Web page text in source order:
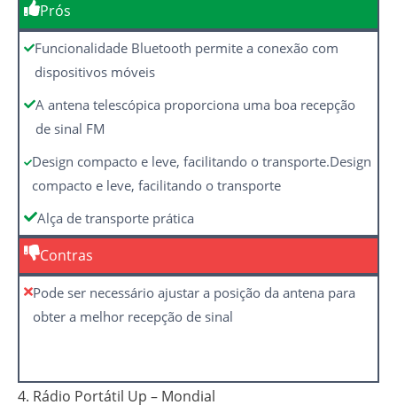
Prós
Funcionalidade Bluetooth permite a conexão com
dispositivos móveis
A antena telescópica proporciona uma boa recepção
de sinal FM
Design compacto e leve, facilitando o transporte.Design
compacto e leve, facilitando o transporte
Alça de transporte prática
Contras
Pode ser necessário ajustar a posição da antena para
obter a melhor recepção de sinal
4. Rádio Portátil Up – Mondial